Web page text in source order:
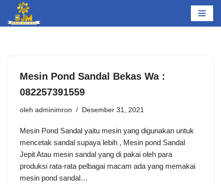
Lompat
Mesin Pond Sandal Bekas Wa :
082257391559
oleh adminimron Desember 31, 2021
Mesin Pond Sandal yaitu mesin yang digunakan untuk
mencetak sandal supaya lebih , Mesin pond Sandal
Jepit Atau mesin sandal yang di pakai oleh para
produksi rata-rata pelbagai macam ada yang memakai
mesin pond sandal…